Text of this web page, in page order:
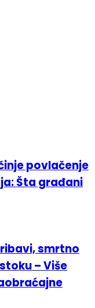
povlačenje
Šta građani
smrtno
– Više